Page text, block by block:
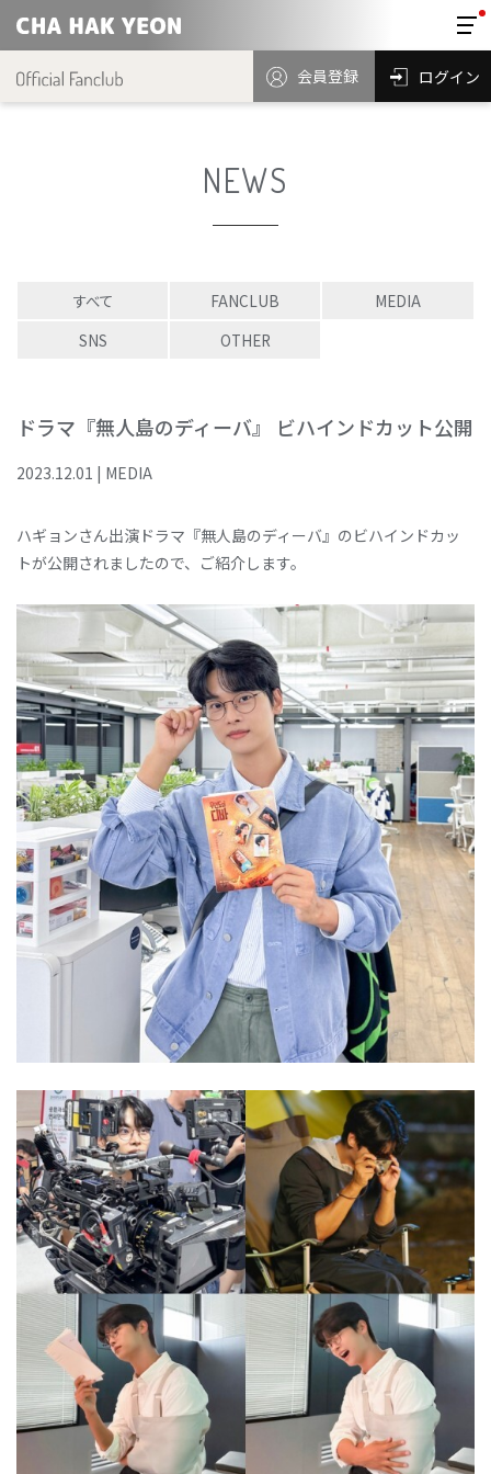
会員登録 ログイン
NEWS
すべて FANCLUB
MEDIA
SNS
OTHER
ドラマ『無人島のディーバ』 ビハインドカット公開
2023.12.01 | MEDIA
ハギョンさん出演ドラマ『無人島のディーバ』のビハインドカッ
トが公開されましたので、ご紹介します。